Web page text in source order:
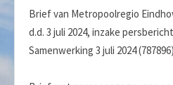
Brief van Metropoolregio
d.d. 3 juli 2024, inzake
Samenwerking 3 juli 2024